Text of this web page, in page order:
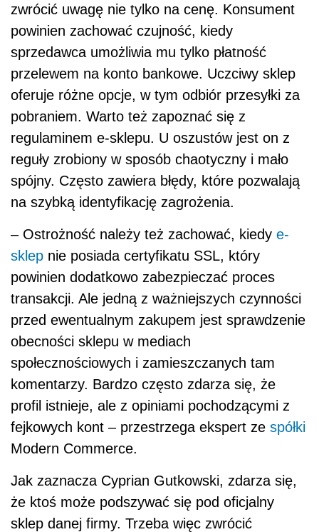
zwrócić uwagę nie tylko na cenę. Konsument
powinien zachować czujność, kiedy
sprzedawca umożliwia mu tylko płatność
przelewem na konto bankowe. Uczciwy sklep
oferuje różne opcje, w tym odbiór przesyłki za
pobraniem. Warto też zapoznać się z
regulaminem e-sklepu. U oszustów jest on z
reguły zrobiony w sposób chaotyczny i mało
spójny. Często zawiera błędy, które pozwalają
na szybką identyfikację zagrożenia.
– Ostrożność należy też zachować, kiedy e-
sklep nie posiada certyfikatu SSL, który
powinien dodatkowo zabezpieczać proces
transakcji. Ale jedną z ważniejszych czynności
przed ewentualnym zakupem jest sprawdzenie
obecności sklepu w mediach
społecznościowych i zamieszczanych tam
komentarzy. Bardzo często zdarza się, że
profil istnieje, ale z opiniami pochodzącymi z
fejkowych kont – przestrzega ekspert ze spółki
Modern Commerce.
Jak zaznacza Cyprian Gutkowski, zdarza się,
że ktoś może podszywać się pod oficjalny
sklep danej firmy. Trzeba więc zwrócić